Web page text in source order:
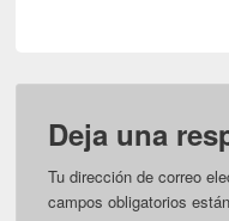
Deja una
Tu dirección de correo
campos obligatorios